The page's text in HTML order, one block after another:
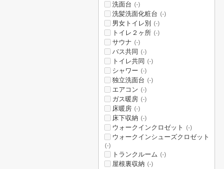
洗面台 (-)
洗髪洗面化粧台 (-)
男女トイレ別 (-)
トイレ２ヶ所 (-)
サウナ (-)
バス共同 (-)
トイレ共同 (-)
シャワー (-)
独立洗面台 (-)
エアコン (-)
ガス暖房 (-)
床暖房 (-)
床下収納 (-)
ウォークインクロゼット (-)
ウォークインシューズクロゼット
(-)
トランクルーム (-)
屋根裏収納 (-)